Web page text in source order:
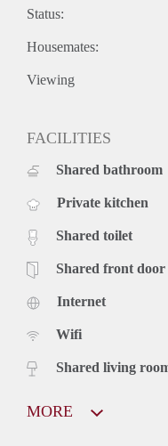
• Gedeelde Wasmachine
• Fietsenstalling in de tuin
Status:
Housemates:
Viewing
FACILITIES
Shared bathroom
Private kitchen
Shared toilet
Shared front door
Internet
Wifi
Shared living
MORE